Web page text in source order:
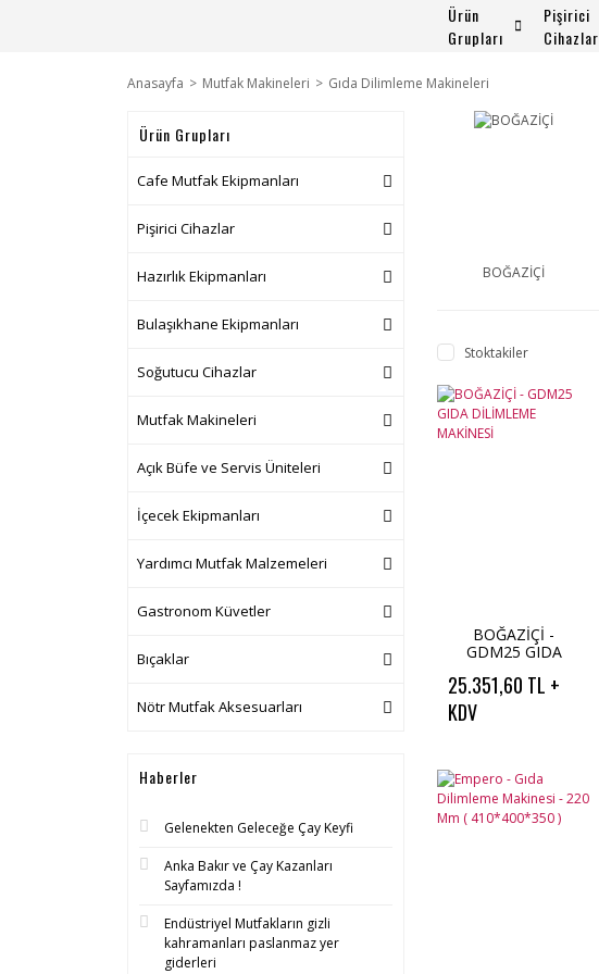
Ürün
Grupları
Pişirici
Cihazlar
Anasayfa Mutfak Makineleri Gıda Dilimleme Makineleri
Ürün Grupları
Cafe Mutfak Ekipmanları
Pişirici Cihazlar
Hazırlık Ekipmanları
Bulaşıkhane Ekipmanları
Soğutucu Cihazlar
Mutfak Makineleri
Açık Büfe ve Servis Üniteleri
İçecek Ekipmanları
Yardımcı Mutfak Malzemeleri
Gastronom Küvetler
Bıçaklar
Nötr Mutfak Aksesuarları
Haberler
Gelenekten Geleceğe Çay Keyfi
Anka Bakır ve Çay Kazanları
Sayfamızda !
Endüstriyel Mutfakların gizli
kahramanları paslanmaz yer
giderleri
BOĞAZİÇİ
Stoktakiler
BOĞAZİÇİ -
GDM25 GIDA
MAKİNESİ
25.351,60 TL +
KDV